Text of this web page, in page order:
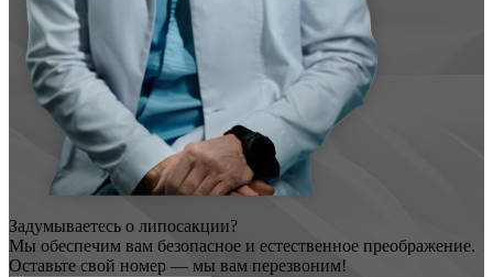
Задумываетесь о липосакции?
Мы обеспечим вам безопасное и естественное преображение.
Оставьте свой номер — мы вам перезвоним!